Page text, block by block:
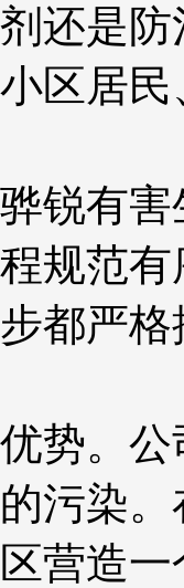
还是
区居
锐有
规范
都严
势。
污染
营造